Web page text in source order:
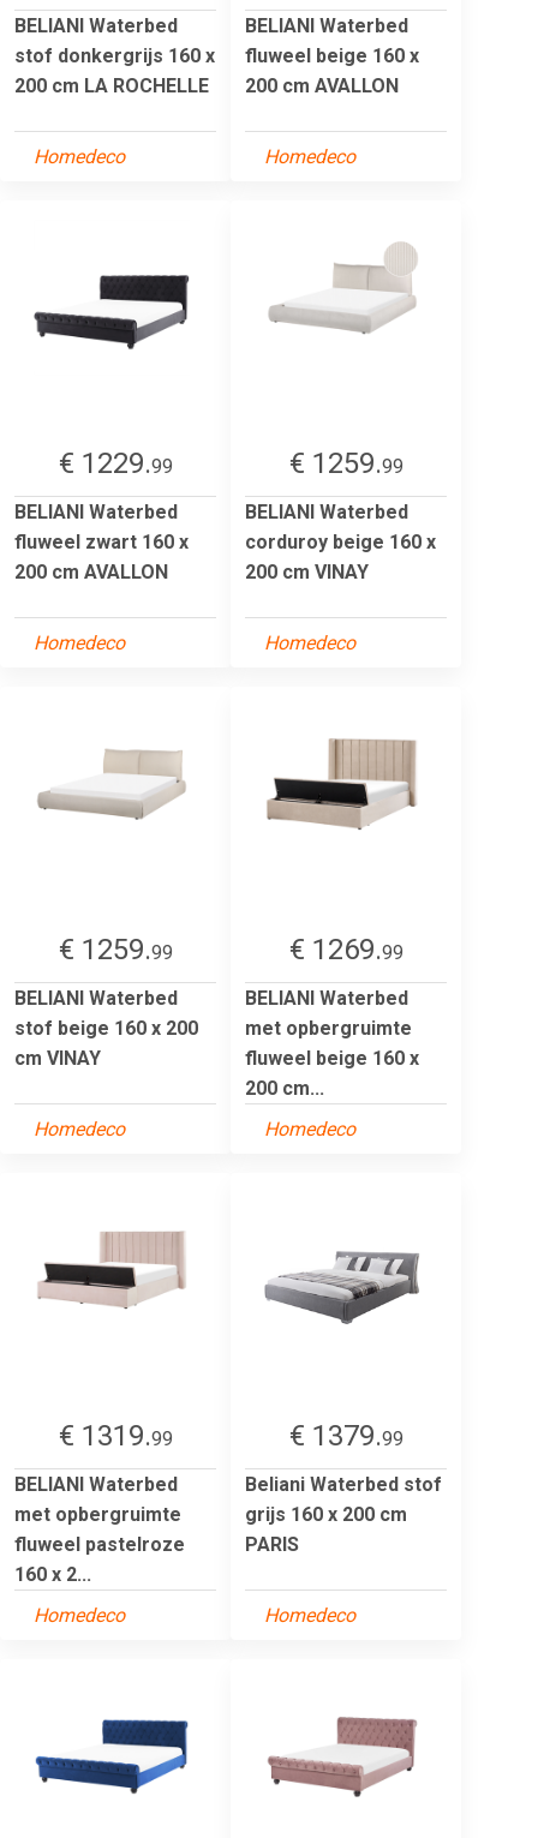
BELIANI Waterbed
stof donkergrijs 160 x
200 cm LA ROCHELLE
Homedeco
BELIANI Waterbed
fluweel beige 160 x
200 cm AVALLON
Homedeco
€ 1229.99
BELIANI Waterbed
fluweel zwart 160 x
200 cm AVALLON
Homedeco
€ 1259.99
BELIANI Waterbed
corduroy beige 160 x
200 cm VINAY
Homedeco
€ 1259.99
BELIANI Waterbed
stof beige 160 x 200
cm VINAY
Homedeco
€ 1269.99
BELIANI Waterbed
met opbergruimte
fluweel beige 160 x
200 cm...
Homedeco
€ 1319.99
BELIANI Waterbed
met opbergruimte
fluweel pastelroze
160 x 2...
Homedeco
€ 1379.99
Beliani Waterbed stof
grijs 160 x 200 cm
PARIS
Homedeco